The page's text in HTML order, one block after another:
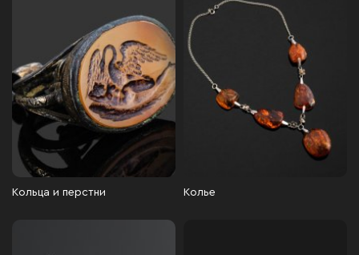
Кольца и перстни Колье